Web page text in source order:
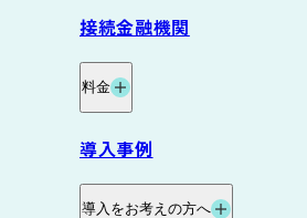
機能
グループ資金管理オプション
接続金融機関
料金
料金・プラン
料金試算
導入事例
導入をお考えの方へ